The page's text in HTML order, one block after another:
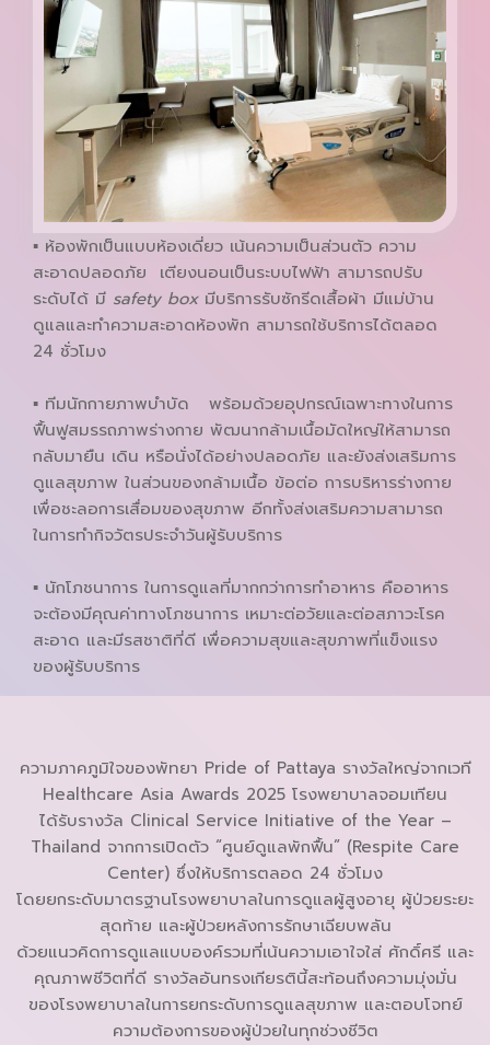
▪ ห้องพักเป็นแบบห้องเดี่ยว เน้นความเป็นส่วนตัว ความ
สะอาดปลอดภัย เตียงนอนเป็นระบบไฟฟ้า สามารถปรับ
ระดับได้ มี safety boxมีบริการรับซักรีดเสื้อผ้า มีแม่บ้าน
ดูแลและทำความสะอาดห้องพัก สามารถใช้บริการได้ตลอด
24 ชั่วโมง
▪ ทีมนักกายภาพบำบัด พร้อมด้วยอุปกรณ์เฉพาะทางในการ
ฟื้นฟูสมรรถภาพร่างกาย พัฒนากล้ามเนื้อมัดใหญ่ให้สามารถ
กลับมายืน เดิน หรือนั่งได้อย่างปลอดภัย และยังส่งเสริมการ
ดูแลสุขภาพ ในส่วนของกล้ามเนื้อ ข้อต่อ การบริหารร่างกาย
เพื่อชะลอการเสื่อมของสุขภาพ อีกทั้งส่งเสริมความสามารถ
ในการทำกิจวัตรประจำวันผู้รับบริการ
▪ นักโภชนาการ ในการดูแลที่มากกว่าการทำอาหาร คืออาหาร
จะต้องมีคุณค่าทางโภชนาการ เหมาะต่อวัยและต่อสภาวะโรค
สะอาด และมีรสชาติที่ดี เพื่อความสุขและสุขภาพที่แข็งแรง
ของผู้รับบริการ
ความภาคภูมิใจของพัทยา Pride of Pattaya รางวัลใหญ่จากเวที
Healthcare Asia Awards 2025 โรงพยาบาลจอมเทียน
ได้รับรางวัล Clinical Service Initiative of the Year –
Thailand จากการเปิดตัว “ศูนย์ดูแลพักฟื้น” (Respite Care
Center) ซึ่งให้บริการตลอด 24 ชั่วโมง
โดยยกระดับมาตรฐานโรงพยาบาลในการดูแลผู้สูงอายุ ผู้ป่วยระยะ
สุดท้าย และผู้ป่วยหลังการรักษาเฉียบพลัน
ด้วยแนวคิดการดูแลแบบองค์รวมที่เน้นความเอาใจใส่ ศักดิ์ศรี และ
คุณภาพชีวิตที่ดี รางวัลอันทรงเกียรตินี้สะท้อนถึงความมุ่งมั่น
ของโรงพยาบาลในการยกระดับการดูแลสุขภาพ และตอบโจทย์
ความต้องการของผู้ป่วยในทุกช่วงชีวิต